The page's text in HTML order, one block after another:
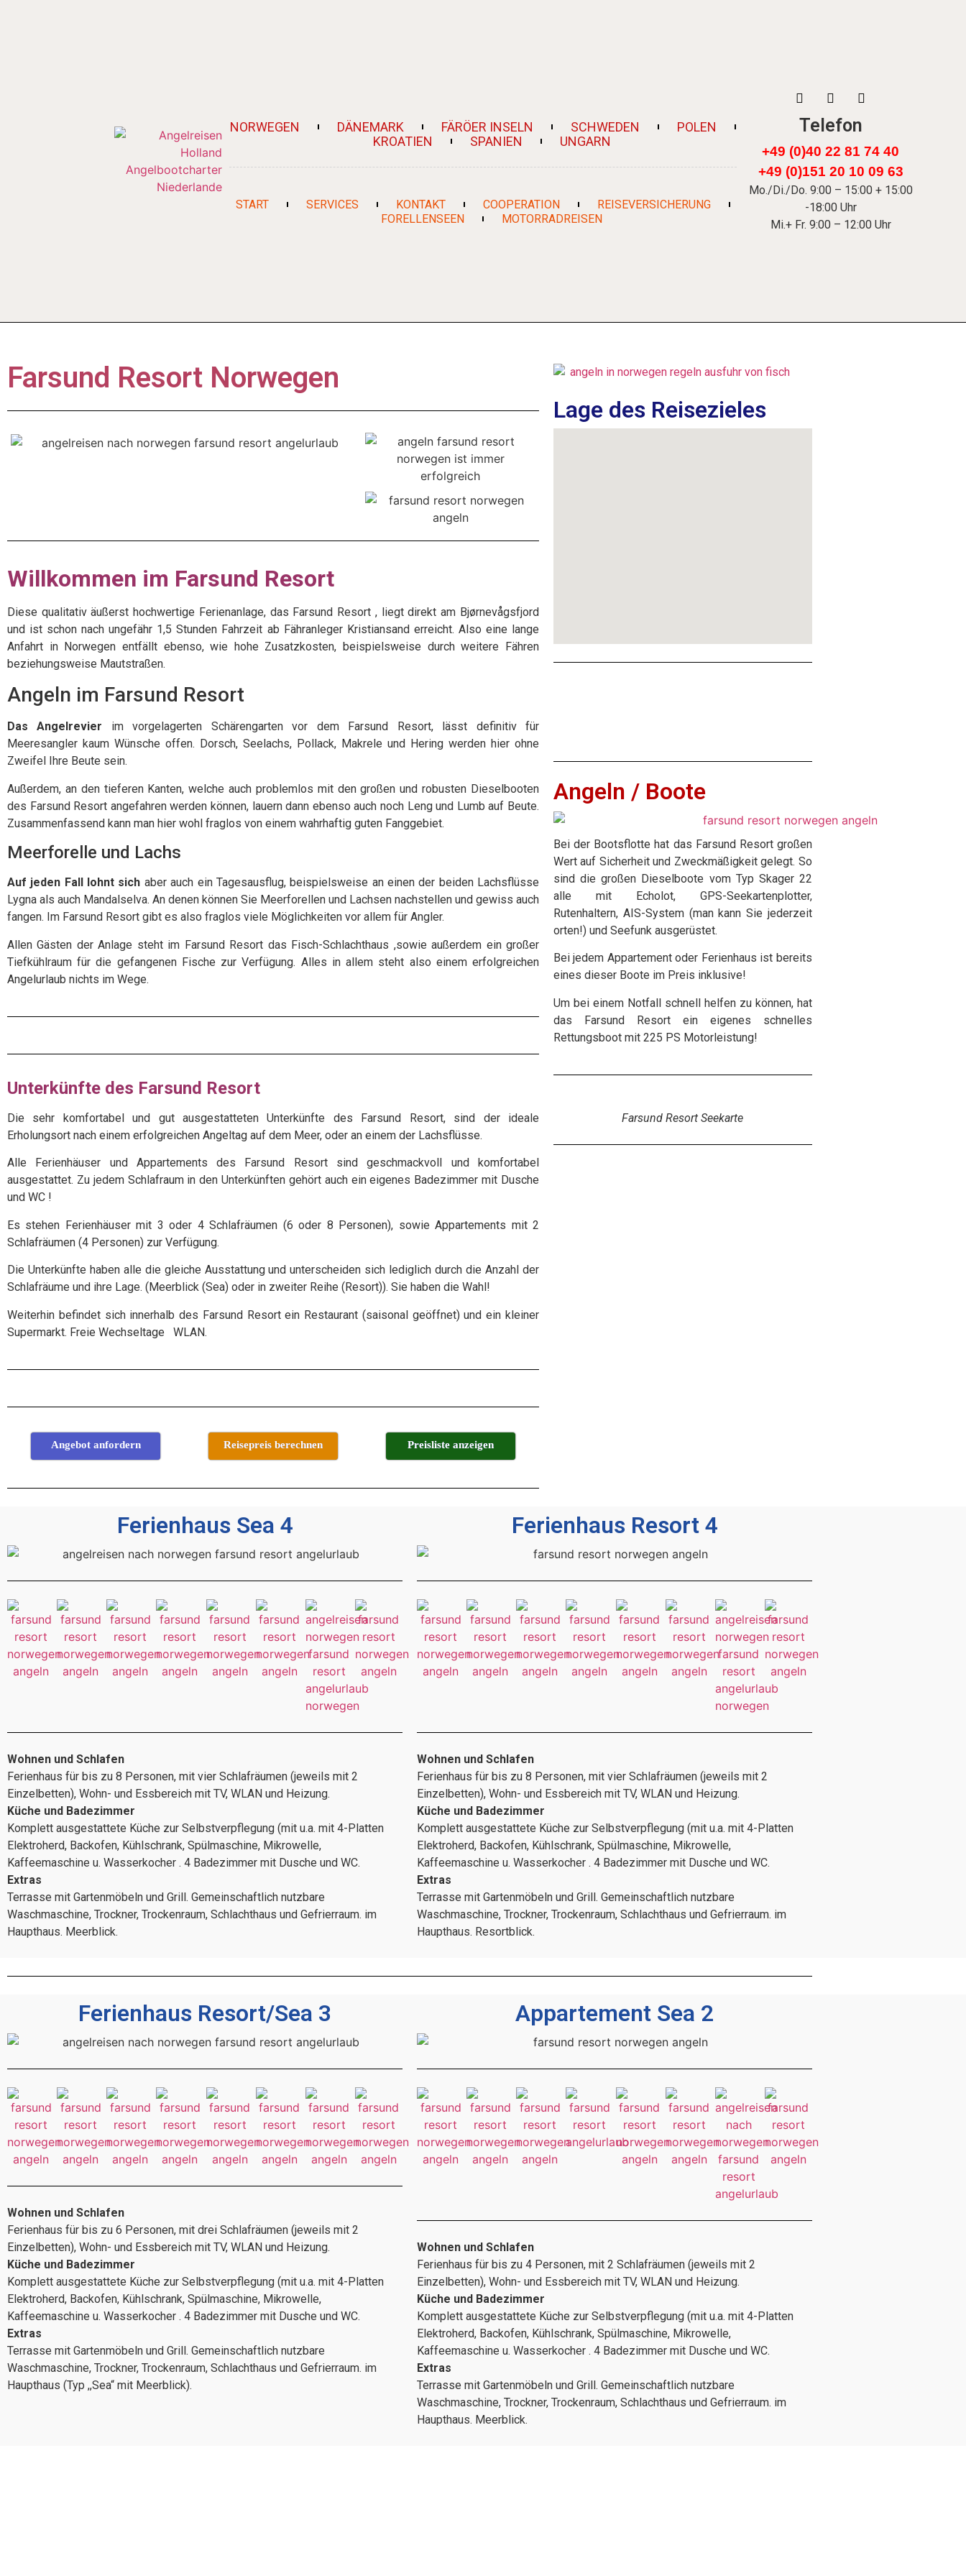
NORWEGEN DÄNEMARK FÄRÖER INSELN SCHWEDEN
POLEN
KROATIEN
SPANIEN UNGARN
START SERVICES KONTAKT COOPERATION
REISEVERSICHERUNG
FORELLENSEEN
MOTORRADREISEN
Telefon
+49 (0)40 22 81 74 40
+49 (0)151 20 10 09 63
Mo./Di./Do. 9:00 – 15:00 + 15:00
-18:00 Uhr
Mi.+ Fr. 9:00 – 12:00 Uhr
Farsund Resort Norwegen
Willkommen im Farsund Resort
Diese qualitativ äußerst hochwertige Ferienanlage, das Farsund Resort , liegt direkt am Bjørnevågsfjord
und ist schon nach ungefähr 1,5 Stunden Fahrzeit ab Fähranleger Kristiansand erreicht. Also eine lange
Anfahrt in Norwegen entfällt ebenso, wie hohe Zusatzkosten, beispielsweise durch weitere Fähren
beziehungsweise Mautstraßen.
Angeln im Farsund Resort
Das Angelrevier im vorgelagerten Schärengarten vor dem Farsund Resort, lässt definitiv für
Meeresangler kaum Wünsche offen. Dorsch, Seelachs, Pollack, Makrele und Hering werden hier ohne
Zweifel Ihre Beute sein.
Außerdem, an den tieferen Kanten, welche auch problemlos mit den großen und robusten Dieselbooten
des Farsund Resort angefahren werden können, lauern dann ebenso auch noch Leng und Lumb auf Beute.
Zusammenfassend kann man hier wohl fraglos von einem wahrhaftig guten Fanggebiet.
Meerforelle und Lachs
Auf jeden Fall lohnt sich aber auch ein Tagesausflug, beispielsweise an einen der beiden Lachsflüsse
Lygna als auch Mandalselva. An denen können Sie Meerforellen und Lachsen nachstellen und gewiss auch
fangen. Im Farsund Resort gibt es also fraglos viele Möglichkeiten vor allem für Angler.
Allen Gästen der Anlage steht im Farsund Resort das Fisch-Schlachthaus ,sowie außerdem ein großer
Tiefkühlraum für die gefangenen Fische zur Verfügung. Alles in allem steht also einem erfolgreichen
Angelurlaub nichts im Wege.
Unterkünfte des Farsund Resort
Die sehr komfortabel und gut ausgestatteten Unterkünfte des Farsund Resort, sind der ideale
Erholungsort nach einem erfolgreichen Angeltag auf dem Meer, oder an einem der Lachsflüsse.
Alle Ferienhäuser und Appartements des Farsund Resort sind geschmackvoll und komfortabel
ausgestattet. Zu jedem Schlafraum in den Unterkünften gehört auch ein eigenes Badezimmer mit Dusche
und WC !
Es stehen Ferienhäuser mit 3 oder 4 Schlafräumen (6 oder 8 Personen), sowie Appartements mit 2
Schlafräumen (4 Personen) zur Verfügung.
Die Unterkünfte haben alle die gleiche Ausstattung und unterscheiden sich lediglich durch die Anzahl der
Schlafräume und ihre Lage. (Meerblick (Sea) oder in zweiter Reihe (Resort)). Sie haben die Wahl!
Weiterhin befindet sich innerhalb des Farsund Resort ein Restaurant (saisonal geöffnet) und ein kleiner
Supermarkt. Freie Wechseltage WLAN.
Angebot anfordern Reisepreis berechnen Preisliste anzeigen
Lage des Reisezieles
Angeln / Boote
Bei der Bootsflotte hat das Farsund Resort großen
Wert auf Sicherheit und Zweckmäßigkeit gelegt. So
sind die großen Dieselboote vom Typ Skager 22
alle mit Echolot, GPS-Seekartenplotter,
Rutenhaltern, AIS-System (man kann Sie jederzeit
orten!) und Seefunk ausgerüstet.
Bei jedem Appartement oder Ferienhaus ist bereits
eines dieser Boote im Preis inklusive!
Um bei einem Notfall schnell helfen zu können, hat
das Farsund Resort ein eigenes schnelles
Rettungsboot mit 225 PS Motorleistung!
Farsund Resort Seekarte
Ferienhaus Sea 4
Wohnen und Schlafen
Ferienhaus für bis zu 8 Personen, mit vier Schlafräumen (jeweils mit 2
Einzelbetten), Wohn- und Essbereich mit TV, WLAN und Heizung.
Küche und Badezimmer
Komplett ausgestattete Küche zur Selbstverpflegung (mit u.a. mit 4-Platten
Elektroherd, Backofen, Kühlschrank, Spülmaschine, Mikrowelle,
Kaffeemaschine u. Wasserkocher . 4 Badezimmer mit Dusche und WC.
Extras
Terrasse mit Gartenmöbeln und Grill. Gemeinschaftlich nutzbare
Waschmaschine, Trockner, Trockenraum, Schlachthaus und Gefrierraum. im
Haupthaus. Meerblick.
Ferienhaus Resort 4
Wohnen und Schlafen
Ferienhaus für bis zu 8 Personen, mit vier Schlafräumen (jeweils mit 2
Einzelbetten), Wohn- und Essbereich mit TV, WLAN und Heizung.
Küche und Badezimmer
Komplett ausgestattete Küche zur Selbstverpflegung (mit u.a. mit 4-Platten
Elektroherd, Backofen, Kühlschrank, Spülmaschine, Mikrowelle,
Kaffeemaschine u. Wasserkocher . 4 Badezimmer mit Dusche und WC.
Extras
Terrasse mit Gartenmöbeln und Grill. Gemeinschaftlich nutzbare
Waschmaschine, Trockner, Trockenraum, Schlachthaus und Gefrierraum. im
Haupthaus. Resortblick.
Ferienhaus Resort/Sea 3
Wohnen und Schlafen
Ferienhaus für bis zu 6 Personen, mit drei Schlafräumen (jeweils mit 2
Einzelbetten), Wohn- und Essbereich mit TV, WLAN und Heizung.
Küche und Badezimmer
Komplett ausgestattete Küche zur Selbstverpflegung (mit u.a. mit 4-Platten
Elektroherd, Backofen, Kühlschrank, Spülmaschine, Mikrowelle,
Kaffeemaschine u. Wasserkocher . 4 Badezimmer mit Dusche und WC.
Extras
Terrasse mit Gartenmöbeln und Grill. Gemeinschaftlich nutzbare
Waschmaschine, Trockner, Trockenraum, Schlachthaus und Gefrierraum. im
Haupthaus (Typ ,,Sea“ mit Meerblick).
Appartement Sea 2
Wohnen und Schlafen
Ferienhaus für bis zu 4 Personen, mit 2 Schlafräumen (jeweils mit 2
Einzelbetten), Wohn- und Essbereich mit TV, WLAN und Heizung.
Küche und Badezimmer
Komplett ausgestattete Küche zur Selbstverpflegung (mit u.a. mit 4-Platten
Elektroherd, Backofen, Kühlschrank, Spülmaschine, Mikrowelle,
Kaffeemaschine u. Wasserkocher . 4 Badezimmer mit Dusche und WC.
Extras
Terrasse mit Gartenmöbeln und Grill. Gemeinschaftlich nutzbare
Waschmaschine, Trockner, Trockenraum, Schlachthaus und Gefrierraum. im
Haupthaus. Meerblick.